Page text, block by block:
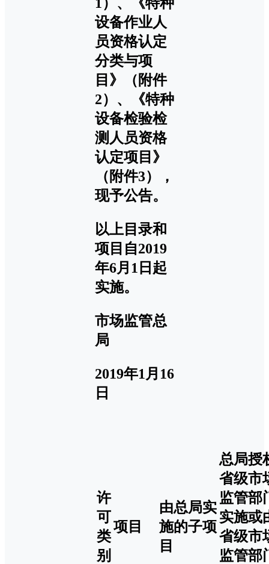
设备作业人
员资格认定
分类与项
目》（附件
2）、《特种
设备检验检
测人员资格
认定项目》
（附件3），
现予公告。
以上目录和
项目自2019
年6月1日起
实施。
市场监管总
局
2019年1月16
日
许
可
类
别
项目
由总局实
施的子项
目
总局授
省级市
监管部
实施或
省级市
监管部